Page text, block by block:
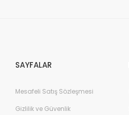
SAYFALAR
Mesafeli Satış Sözleşmesi
Gizlilik ve Güvenlik